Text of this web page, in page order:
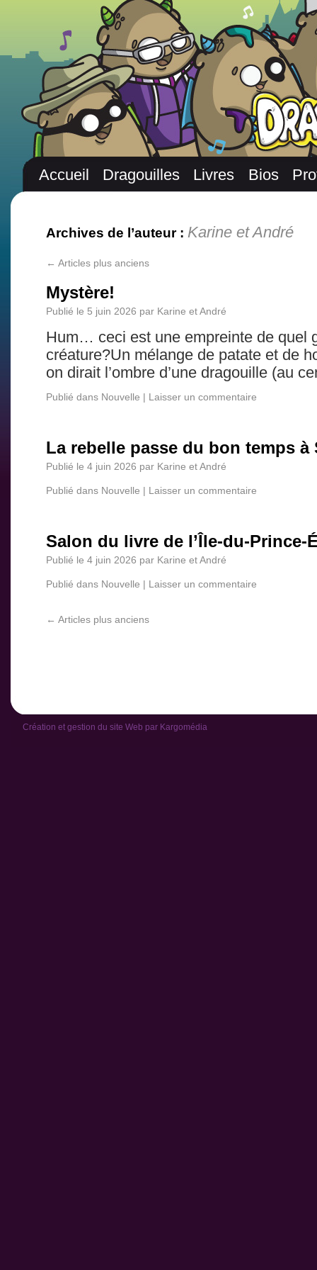
Accueil Dragouilles Livres Bios
Archives de l’auteur : Karine et André
← Articles plus anciens
Mystère!
Publié le 5 juin 2026 par Karine et André
Hum… ceci est une empreinte de quel
créature?Un mélange de patate et de
on dirait l’ombre d’une dragouille (au
Publié dans Nouvelle | Laisser un commentaire
La rebelle passe du bon temps à
Publié le 4 juin 2026 par Karine et André
Publié dans Nouvelle | Laisser un commentaire
Salon du livre de l’Île-du-Prince-
Publié le 4 juin 2026 par Karine et André
Publié dans Nouvelle | Laisser un commentaire
← Articles plus anciens
Création et gestion du site Web par Kargomédia